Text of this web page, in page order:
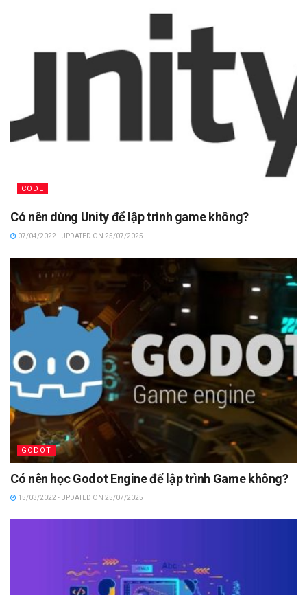
CODE
Có nên dùng Unity để lập trình game không?
07/04/2022 - UPDATED ON 25/07/2025
GODOT
Có nên học Godot Engine để lập trình Game không?
15/03/2022 - UPDATED ON 25/07/2025